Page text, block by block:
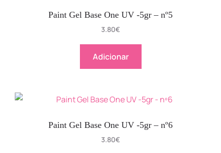
Paint Gel Base One UV -5gr – nº5
3.80€
Adicionar
Paint Gel Base One UV -5gr – nº6
3.80€